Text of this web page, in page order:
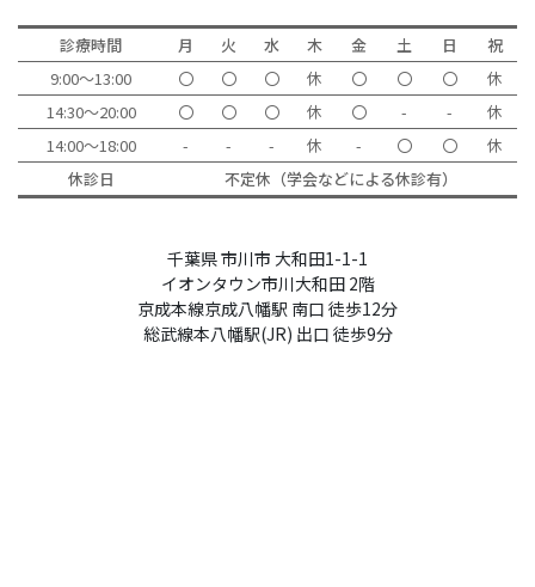
診療時間 月 火 水 木 金 土 日
祝
9:00～13:00
〇 〇 〇 休 〇 〇 〇
休
14:30～20:00
〇 〇 〇 休 〇 - -
休
14:00～18:00
- - - 休 - 〇 〇
休
休診日
不定休（学会などによる休診有）
千葉県 市川市 大和田1-1-1
イオンタウン市川大和田 2階
京成本線京成八幡駅 南口 徒歩12分
総武線本八幡駅(JR) 出口 徒歩9分